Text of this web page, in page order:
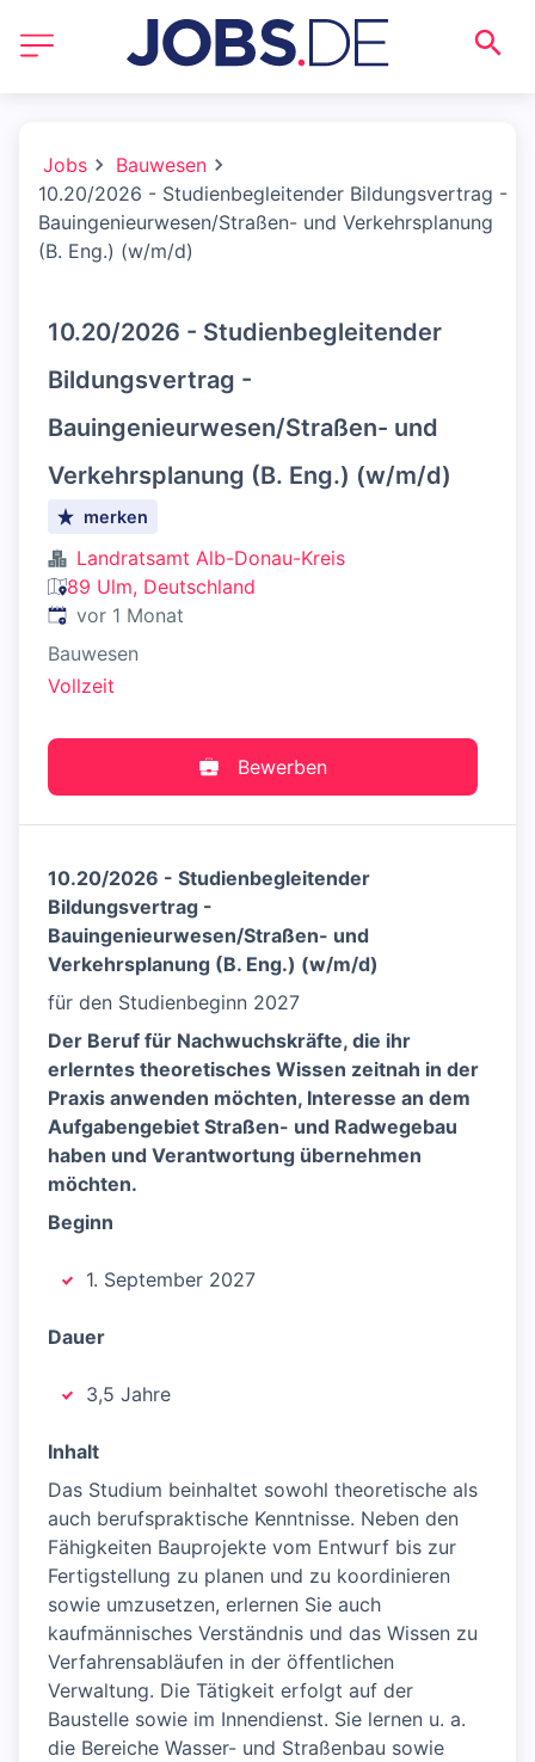
Jobs
Bauwesen
10.20/2026 - Studienbegleitender Bildungsvertrag -
Bauingenieurwesen/Straßen- und Verkehrsplanung
(B. Eng.) (w/m/d)
10.20/2026 - Studienbegleitender
Bildungsvertrag -
Bauingenieurwesen/Straßen- und
Verkehrsplanung (B. Eng.) (w/m/d)
merken
Landratsamt Alb-Donau-Kreis
89 Ulm, Deutschland
Veröffentlicht:
vor 1 Monat
Bauwesen
Vollzeit
Bewerben
10.20/2026 - Studienbegleitender
Bildungsvertrag -
Bauingenieurwesen/Straßen- und
Verkehrsplanung (B. Eng.) (w/m/d)
für den Studienbeginn 2027
Der Beruf für Nachwuchskräfte, die ihr
erlerntes theoretisches Wissen zeitnah in der
Praxis anwenden möchten, Interesse an dem
Aufgabengebiet Straßen- und Radwegebau
haben und Verantwortung übernehmen
möchten.
Beginn
1. September 2027
Dauer
3,5 Jahre
Inhalt
Das Studium beinhaltet sowohl theoretische als
auch berufspraktische Kenntnisse. Neben den
Fähigkeiten Bauprojekte vom Entwurf bis zur
Fertigstellung zu planen und zu koordinieren
sowie umzusetzen, erlernen Sie auch
kaufmännisches Verständnis und das Wissen zu
Verfahrensabläufen in der öffentlichen
Verwaltung. Die Tätigkeit erfolgt auf der
Baustelle sowie im Innendienst. Sie lernen u. a.
die Bereiche Wasser- und Straßenbau sowie